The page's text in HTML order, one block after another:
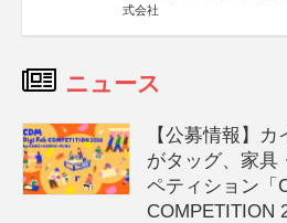
式会社
ニュース
【公募情報】
がタッグ、家具
ペティション「
COMPETITION